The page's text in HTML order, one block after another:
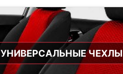
УНИВЕРСАЛЬНЫЕ ЧЕХЛЫ